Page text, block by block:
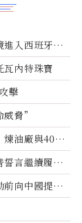
進入西班牙休
瓦內特珠寶
擊
脅”
煉油廠與40家
誓言繼續履行
前向中國提供